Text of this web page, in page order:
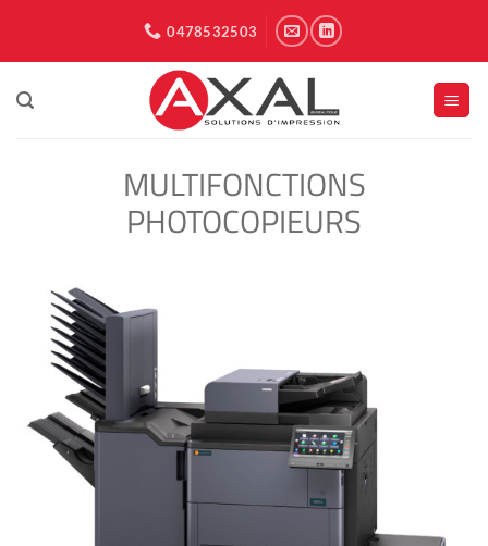
contenu
0478532503
MULTIFONCTIONS
PHOTOCOPIEURS